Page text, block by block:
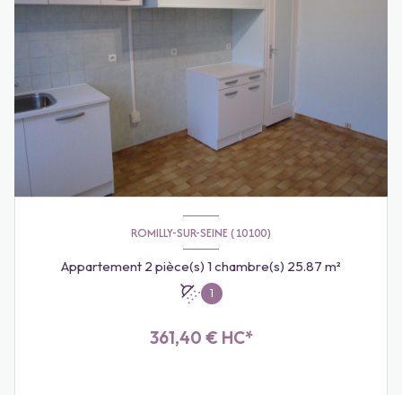
ROMILLY-SUR-SEINE (10100)
Appartement 2 pièce(s) 1 chambre(s) 25.87 m²
1
361,40 € HC*